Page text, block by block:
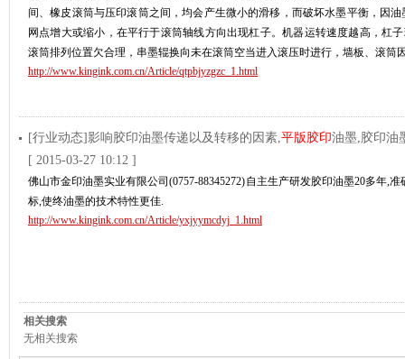
间、橡皮滚筒与压印滚筒之间，均会产生微小的滑移，而破坏水墨平衡，因
网点增大或缩小，在平行于滚筒轴线方向出现杠子。机器运转速度越高
滚筒排列位置欠合理，串墨辊换向未在滚筒空当进入滚压时进行，墙板、滚筒
http://www.kingink.com.cn/Article/qtpbjyzgzc_1.html
[行业动态]影响胶印油墨传递以及转移的因素,平版胶印油墨,胶印油
[ 2015-03-27 10:12 ]
佛山市金印油墨实业有限公司(0757-88345272)自主生产研发胶印油墨20多年,
标,使终油墨的技术特性更佳.
http://www.kingink.com.cn/Article/yxjyymcdyj_1.html
相关搜索
无相关搜索